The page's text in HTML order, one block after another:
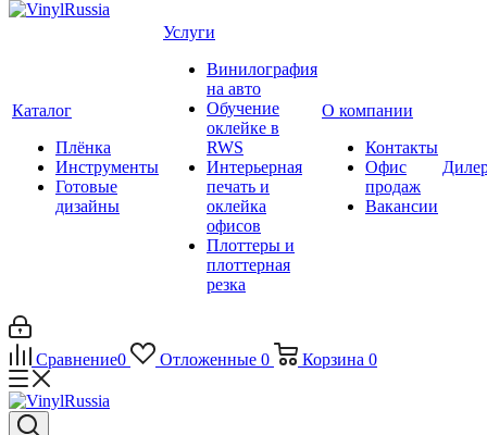
Каталог
Плёнка
Инструменты
Готовые
дизайны
Услуги
Винилография
на авто
Обучение
оклейке в
RWS
Интерьерная
печать и
оклейка
офисов
Плоттеры и
плоттерная
резка
О компании
Контакты
Офис
продаж
Вакансии
Сравнение0 Отложенные 0 Корзина 0